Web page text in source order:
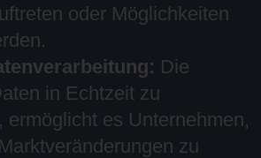
oder Möglichkeiten
Die
in Echtzeit zu
ermöglicht es Unternehmen,
zu